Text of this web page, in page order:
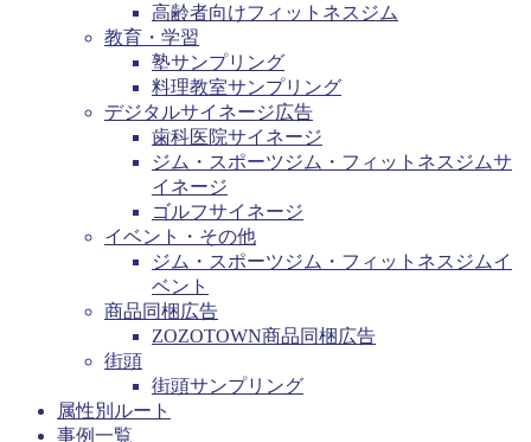
高齢者向けフィットネスジム
教育・学習
塾サンプリング
料理教室サンプリング
デジタルサイネージ広告
歯科医院サイネージ
ジム・スポーツジム・フィットネスジムサ
イネージ
ゴルフサイネージ
イベント・その他
ジム・スポーツジム・フィットネスジムイ
ベント
商品同梱広告
ZOZOTOWN商品同梱広告
街頭
街頭サンプリング
属性別ルート
事例一覧